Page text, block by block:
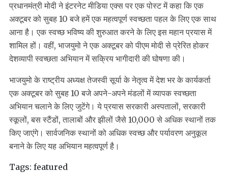
प्रधानमंत्री मोदी ने इंटरनेट मीडिया एक्स पर एक पोस्ट में कहा कि एक
अक्टूबर को सुबह 10 बजे हमें एक महत्वपूर्ण स्वच्छता पहल के लिए एक साथ
आना है। एक स्वच्छ भविष्य की शुरुआत करने के लिए इस महान प्रयास में
शामिल हों। वहीं, भाजयुमो ने एक अक्टूबर को पीएम मोदी से प्रेरित होकर
देशव्यापी स्वच्छता अभियान में सक्रिय भागीदारी की घोषणा की।
भाजयुमो के राष्ट्रीय अध्यक्ष तेजस्वी सूर्या के नेतृत्व में देश भर के कार्यकर्ता
एक अक्टूबर को सुबह 10 बजे अपने-अपने मंडलों में व्यापक स्वच्छता
अभियान चलाने के लिए जुटेंगे। ये प्रयास सरकारी अस्पतालों, सरकारी
स्कूलों, बस स्टैंडों, तालाबों और झीलों जैसे 10,000 से अधिक स्थानों तक
किए जाएंगे। सार्वजनिक स्थानों को अधिक स्वच्छ और पर्यावरण अनुकूल
बनाने के लिए यह अभियान महत्वपूर्ण है।
Tags: featured